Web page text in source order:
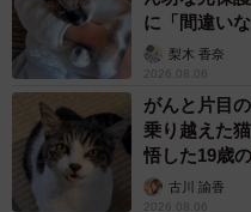
に「間違い
梨木 香奈
2026.08.06
がんと片目
乗り越えた
悟した19歳
古川 諭香
2026.08.06